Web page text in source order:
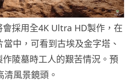
採用全4K Ultra HD製作，在
中，可看到古埃及金字塔、
陵墓時工人的艱苦情況。預
風景鏡頭。